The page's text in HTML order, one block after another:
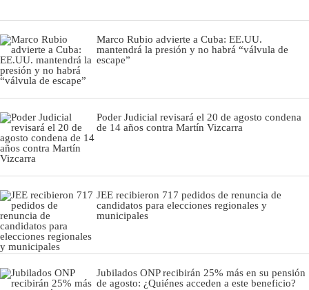
Marco Rubio advierte a Cuba: EE.UU.
mantendrá la presión y no habrá “válvula de
escape”
Poder Judicial revisará el 20 de agosto condena
de 14 años contra Martín Vizcarra
JEE recibieron 717 pedidos de renuncia de
candidatos para elecciones regionales y
municipales
Jubilados ONP recibirán 25% más en su pensión
de agosto: ¿Quiénes acceden a este beneficio?